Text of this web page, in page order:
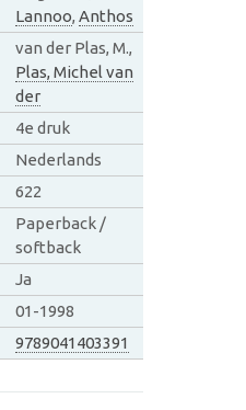
Lannoo, Anthos
van der Plas, M.,
Plas, Michel van
der
4e druk
Nederlands
622
Paperback /
softback
Ja
01-1998
9789041403391